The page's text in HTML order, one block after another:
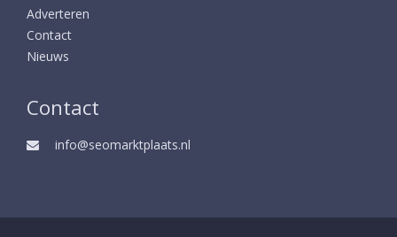
Adverteren
Contact
Nieuws
Contact
info@seomarktplaats.nl